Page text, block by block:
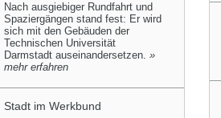
Nach ausgiebiger Rundfahrt und
Spaziergängen stand fest: Er wird
sich mit den Gebäuden der
Technischen Universität
Darmstadt auseinandersetzen. »
mehr erfahren
Stadt im Werkbund